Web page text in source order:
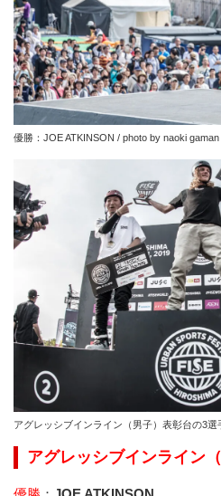
優勝：JOE ATKINSON / photo by naoki gaman
アグレッシブインライン（男子）表彰台の3
アグレッシブインライン